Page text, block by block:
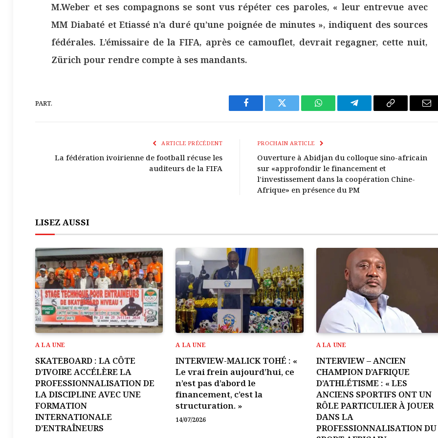
M.Weber et ses compagnons se sont vus répéter ces paroles, « leur entrevue avec
MM Diabaté et Etiassé n’a duré qu’une poignée de minutes », indiquent des sources
fédérales. L’émissaire de la FIFA, après ce camouflet, devrait regagner, cette nuit,
Zürich pour rendre compte à ses mandants.
PART.
Facebook Twitter WhatsAppTélégrammeCopier
E-
ARTICLE PRÉCÉDENT
La fédération ivoirienne de football récuse les
auditeurs de la FIFA
PROCHAIN ARTICLE
Ouverture à Abidjan du colloque sino-africain
sur «approfondir le financement et
l’investissement dans la coopération Chine-
Afrique» en présence du PM
LISEZ AUSSI
A LA UNE
SKATEBOARD : LA CÔTE
D’IVOIRE ACCÉLÈRE LA
PROFESSIONNALISATION DE
LA DISCIPLINE AVEC UNE
FORMATION
INTERNATIONALE
D’ENTRAÎNEURS
A LA UNE
INTERVIEW-MALICK TOHÉ : «
Le vrai frein aujourd’hui, ce
n’est pas d’abord le
financement, c’est la
structuration. »
14/07/2026
A LA UNE
INTERVIEW – ANCIEN
CHAMPION D’AFRIQUE
D’ATHLÉTISME : « LES
ANCIENS SPORTIFS ONT UN
RÔLE PARTICULIER À JOUER
DANS LA
PROFESSIONNALISATION DU